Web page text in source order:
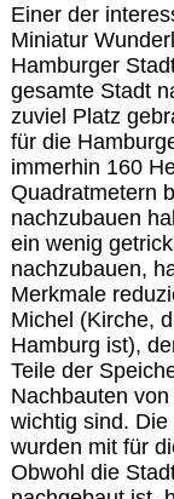
Einer der
Miniatur
Hamburger
gesamte Stadt
zuviel Platz
für die
immerhin 160
Quadratmetern
nachzubauen
ein wenig
nachzubauen,
Merkmale
Michel (Kirche,
Hamburg ist),
Teile der
Nachbauten
wichtig sind.
wurden mit für
Obwohl die